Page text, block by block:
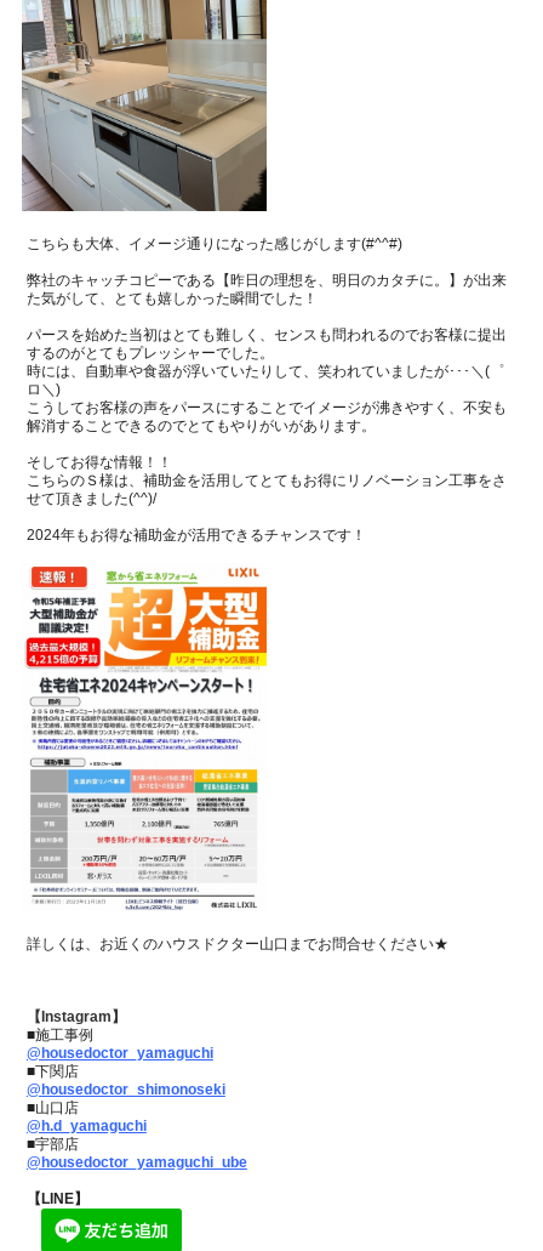
こちらも大体、イメージ通りになった感じがします(#^^#)
弊社のキャッチコピーである 【昨日の理想を、明日のカタチに。】が出来
た気がして、とても嬉しかった瞬間でした！
パースを始めた当初はとても難しく、センスも問われるのでお客様に提出
するのがとてもプレッシャーでした。
時には、自動車や食器が浮いていたりして、笑われていましたが･･･＼(゜
ロ＼)
こうしてお客様の声をパースにすることでイメージが沸きやすく、不安も
解消することできるのでとてもやりがいがあります。
そしてお得な情報！！
こちらのＳ様は、補助金を活用して とてもお得にリノベーション工事をさ
せて頂きました(^^)/
2024年もお得な補助金が活用できるチャンスです！
詳しくは、お近くのハウスドクター山口までお問合せください★
【Instagram】
■施工事例
@housedoctor_yamaguchi
■下関店
@housedoctor_shimonoseki
■山口店
@h.d_yamaguchi
■宇部店
@housedoctor_yamaguchi_ube
【LINE】